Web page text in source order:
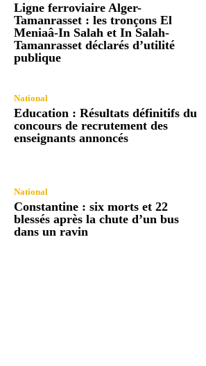
Ligne ferroviaire Alger-
Tamanrasset : les tronçons El
Meniaâ-In Salah et In Salah-
Tamanrasset déclarés d’utilité
publique
National
Education : Résultats définitifs du
concours de recrutement des
enseignants annoncés
National
Constantine : six morts et 22
blessés après la chute d’un bus
dans un ravin